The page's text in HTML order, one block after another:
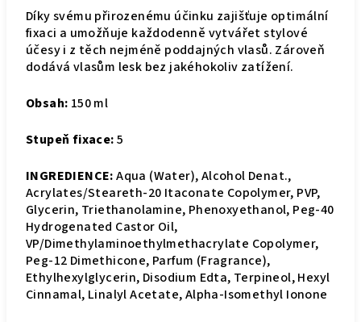
Díky svému přirozenému účinku zajišťuje optimální
fixaci a umožňuje každodenně vytvářet stylové
účesy i z těch nejméně poddajných vlasů. Zároveň
dodává vlasům lesk bez jakéhokoliv zatížení.
Obsah: 150 ml
Stupeň fixace:5
INGREDIENCE:Aqua (Water), Alcohol Denat.,
Acrylates/Steareth-20 Itaconate Copolymer, PVP,
Glycerin, Triethanolamine, Phenoxyethanol, Peg-40
Hydrogenated Castor Oil,
VP/Dimethylaminoethylmethacrylate Copolymer,
Peg-12 Dimethicone, Parfum (Fragrance),
Ethylhexylglycerin, Disodium Edta, Terpineol, Hexyl
Cinnamal, Linalyl Acetate, Alpha-Isomethyl Ionone